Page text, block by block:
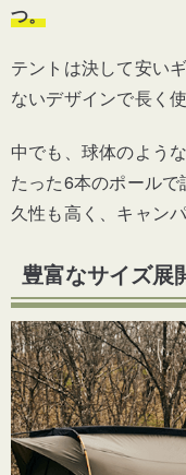
つ。
テントは決して安い
ないデザインで長く
中でも、球体のよう
たった6本のポール
久性も高く、キャン
豊富なサイズ展